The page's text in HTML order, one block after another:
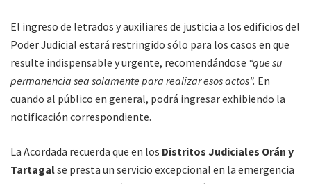
El ingreso de letrados y auxiliares de justicia a los edificios del
Poder Judicial estará restringido sólo para los casos en que
resulte indispensable y urgente, recomendándose “que su
permanencia sea solamente para realizar esos actos”. En
cuando al público en general, podrá ingresar exhibiendo la
notificación correspondiente.
La Acordada recuerda que en los Distritos Judiciales Orán y
Tartagalse presta un servicio excepcional en la emergencia